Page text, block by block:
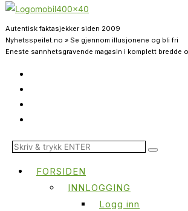
Autentisk faktasjekker siden 2009
Nyhetsspeilet.no » Se gjennom illusjonene og bli fri
Eneste sannhetsgravende magasin i komplett bredde
FORSIDEN
INNLOGGING
Logg inn